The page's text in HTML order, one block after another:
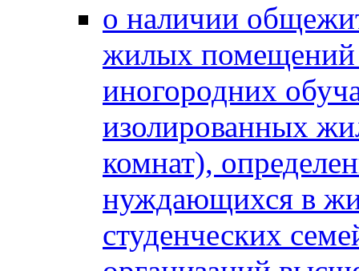
о наличии
жилых помещений
иногородних
изолированных
комнат),
нуждающихся в
студенческих